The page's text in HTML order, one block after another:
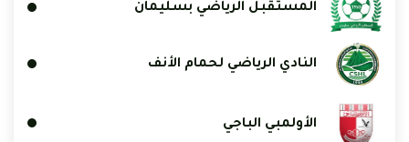
المستقبل الرياضي بسليمان
النادي الرياضي لحمام الأنف
الأولمبي الباجي